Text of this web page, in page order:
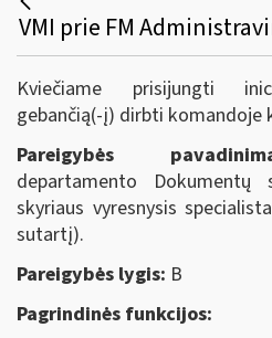
Kviečiame prisijungti
gebančią(-į) dirbti komandoje
Pareigybės
departamento
skyriaus vyresnysis
sutartį).
Pareigybės lygis: B
Pagrindinės funkcijos: